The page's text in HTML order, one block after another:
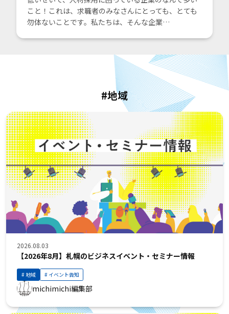
こと！これは、求職者のみなさんにとっても、とても
勿体ないことです。私たちは、そんな企業…
#地域
2026.08.03
【2026年8月】札幌のビジネスイベント・セミナー情報
地域 イベント告知
michimichi編集部